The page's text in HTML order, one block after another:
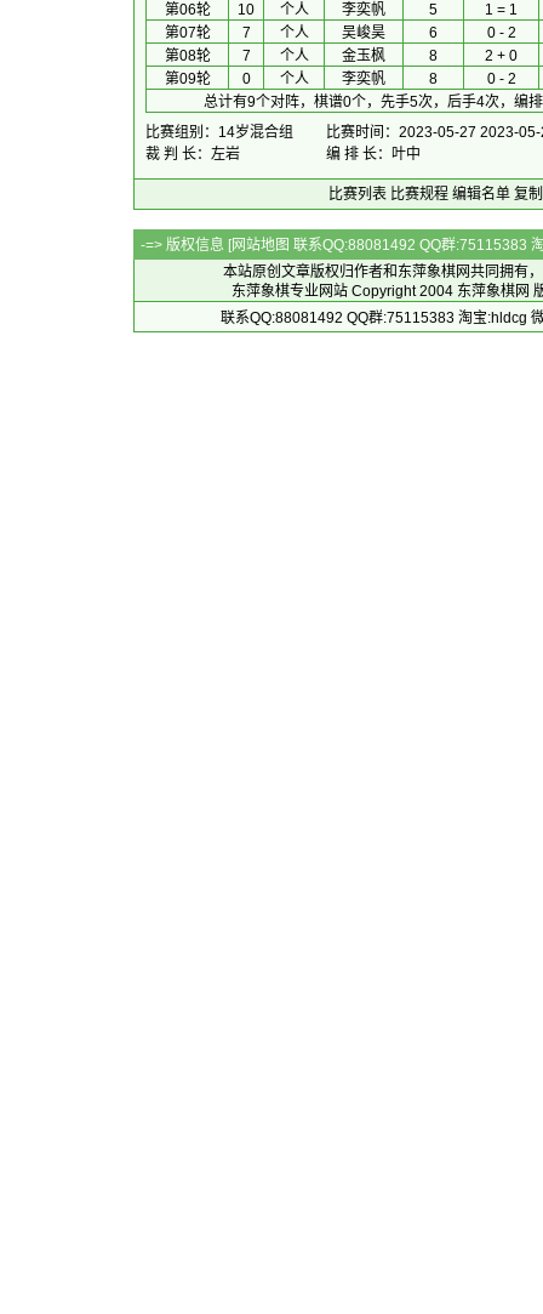
第06轮
10 个人 李奕帆 5
1 = 1
第07轮
7 个人 吴峻昊 6
0 - 2
第08轮
7 个人 金玉枫 8
2 + 0
第09轮
0 个人 李奕帆 8
0 - 2
总计有9个对阵，棋谱0个，先手5次，后手4次，编
比赛组别：14岁混合组
比赛时间：2023-05-27 2023-
裁 判 长：左岩
编 排 长：叶中
比赛列表 比赛规程 编辑名单 复
-=> 版权信息 [网站地图 联系QQ:88081492 QQ群:75115383
本站原创文章版权归作者和 东萍象棋网共同拥有
东萍象棋专业网站 Copyright 2004 东萍象棋网
联系QQ:88081492 QQ群:75115383 淘宝:hldcg